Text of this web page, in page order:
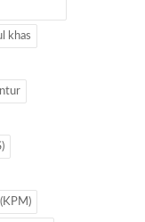
khas